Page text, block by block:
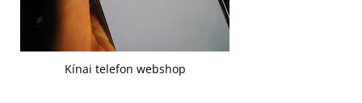
Kínai telefon webshop